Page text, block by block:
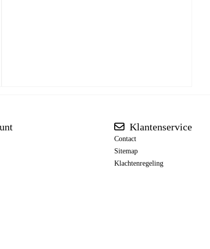
Klantenservice
Contact
Sitemap
Klachtenregeling